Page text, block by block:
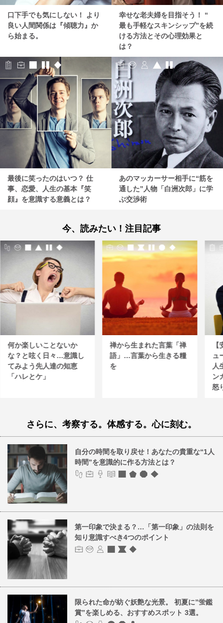
口下手でも気にしない！ より
良い人間関係は『傾聴力』か
ら始まる。
幸せな老夫婦を目指そう！ “
最も手軽なスキンシップ”を続
ける方法とその心理効果と
は？
最後に笑ったのはいつ？ 仕
事、恋愛、人生の基本『笑
顔』を意識する意義とは？
あのマッカーサー相手に“筋を
通した”人物「白洲次郎」に学
ぶ交渉術
今、読みたい！注目記事
何か楽しいことないか
な？と呟く日々…意識し
てみよう先人達の知恵
「ハレとケ」
禅から生まれた言葉「禅
語」…言葉から生きる糧
を
ュ
人
ン
怒
さらに、考察する。体感する。心に刻む。
自分の時間を取り戻せ！あなたの貴重な“1人
時間”を意識的に作る方法とは？
第一印象で決まる？…「第一印象」の法則を
知り意識すべき4つのポイント
限られた命が紡ぐ妖艶な光景。 初夏に”蛍鑑
賞”を楽しめる、おすすめスポット 3選。